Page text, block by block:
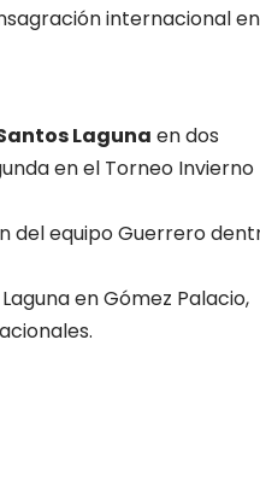
internacional en
Laguna en dos
en el Torneo Invierno
del equipo Guerrero
en Gómez Palacio,